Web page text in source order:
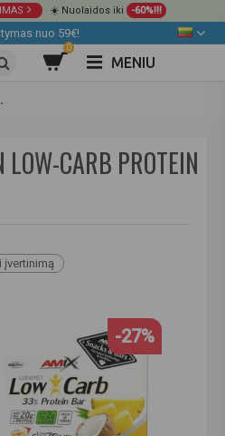
☀️ Nuolaidos iki -60%!!!
nuo 59€!
0
MENIU
15 x 60g
CARB PROTEIN
įvertinimą
-27%